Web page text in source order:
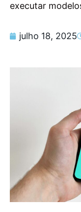
executar
julho 18, 2025